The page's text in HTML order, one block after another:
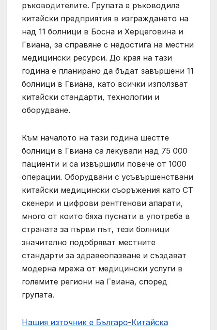
ръководителите. Групата е ръководила
китайски предприятия в изграждането на
над 11 болници в Босна и Херцеговина и
Гвиана, за справяне с недостига на местни
медицински ресурси. До края на тази
година е планирано да бъдат завършени 11
болници в Гвиана, като всички използват
китайски стандарти, технологии и
оборудване.
Към началото на тази година шестте
болници в Гвиана са лекували над 75 000
пациенти и са извършили повече от 1000
операции. Оборудвани с усъвършенствани
китайски медицински съоръжения като CT
скенери и цифрови рентгенови апарати,
много от които бяха пуснати в употреба в
страната за първи път, тези болници
значително подобряват местните
стандарти за здравеопазване и създават
модерна мрежа от медицински услуги в
големите региони на Гвиана, според
групата.
Нашия източник е Българо-Китайска